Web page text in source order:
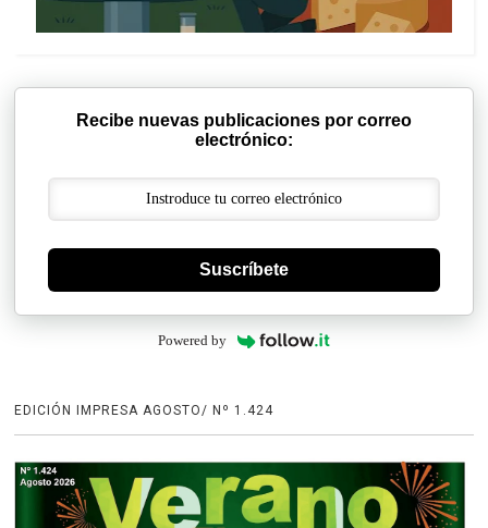
Recibe nuevas publicaciones por correo
electrónico:
Suscríbete
Powered by
EDICIÓN IMPRESA AGOSTO/ Nº 1.424